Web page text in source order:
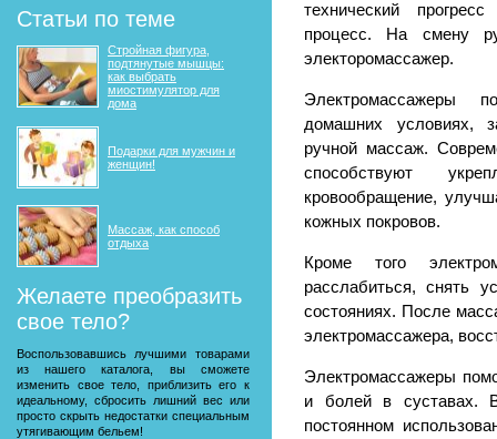
Статьи по теме
Стройная фигура,
подтянутые мышцы:
как выбрать
миостимулятор для
дома
Подарки для мужчин и
женщин!
Массаж, как способ
отдыха
Желаете преобразить
свое тело?
Воспользовавшись лучшими товарами
из нашего каталога, вы сможете
изменить свое тело, приблизить его к
идеальному, сбросить лишний вес или
просто скрыть недостатки специальным
утягивающим бельем!
технический
процесс. На смену
электоромассажер.
Электромассажеры
домашних условиях,
ручной массаж.
способствуют
кровообращение,
кожных покровов.
Кроме того
расслабиться, снять
состояниях. После
электромассажера,
Электромассажеры
и болей в суставах.
постоянном